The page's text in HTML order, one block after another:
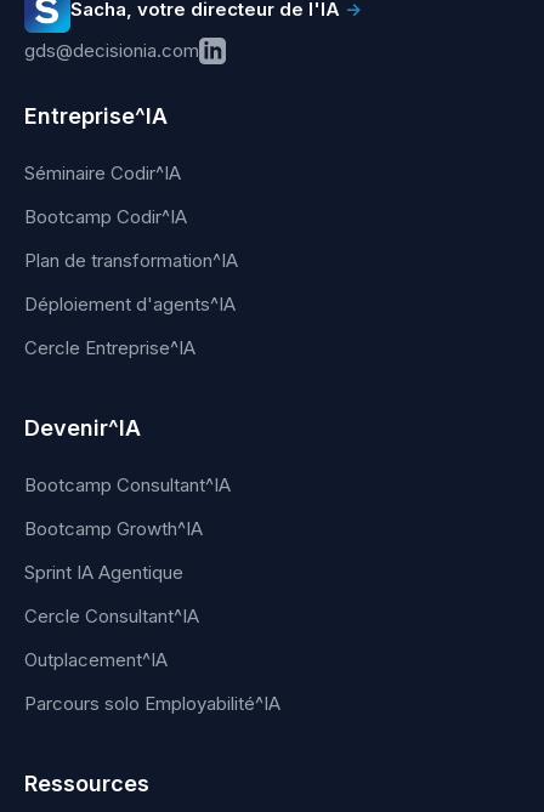
Sacha, votre directeur de l'IA →
gds@decisionia.com
Entreprise^IA
Séminaire Codir^IA
Bootcamp Codir^IA
Plan de transformation^IA
Déploiement d'agents^IA
Cercle Entreprise^IA
Devenir^IA
Bootcamp Consultant^IA
Bootcamp Growth^IA
Sprint IA Agentique
Cercle Consultant^IA
Outplacement^IA
Parcours solo Employabilité^IA
Ressources